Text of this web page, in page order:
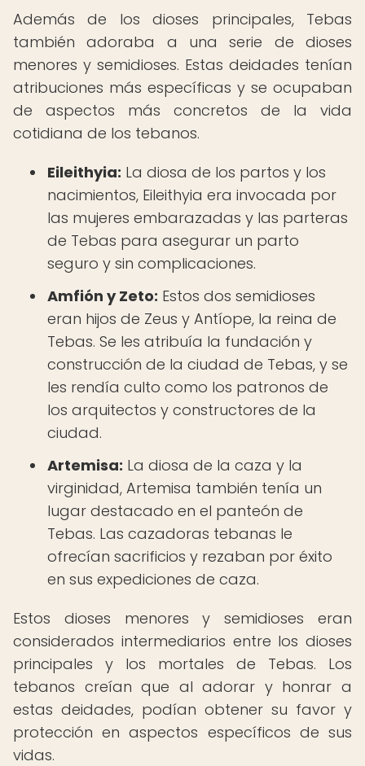
Además de los dioses principales, Tebas
también adoraba a una serie de dioses
menores y semidioses. Estas deidades tenían
atribuciones más específicas y se ocupaban
de aspectos más concretos de la vida
cotidiana de los tebanos.
Eileithyia: La diosa de los partos y los
nacimientos, Eileithyia era invocada por
las mujeres embarazadas y las parteras
de Tebas para asegurar un parto
seguro y sin complicaciones.
Amfión y Zeto: Estos dos semidioses
eran hijos de Zeus y Antíope, la reina de
Tebas. Se les atribuía la fundación y
construcción de la ciudad de Tebas, y se
les rendía culto como los patronos de
los arquitectos y constructores de la
ciudad.
Artemisa: La diosa de la caza y la
virginidad, Artemisa también tenía un
lugar destacado en el panteón de
Tebas. Las cazadoras tebanas le
ofrecían sacrificios y rezaban por éxito
en sus expediciones de caza.
Estos dioses menores y semidioses eran
considerados intermediarios entre los dioses
principales y los mortales de Tebas. Los
tebanos creían que al adorar y honrar a
estas deidades, podían obtener su favor y
protección en aspectos específicos de sus
vidas.